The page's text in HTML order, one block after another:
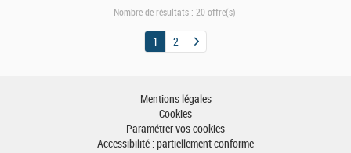
H/F
Nombre de résultats : 20 offre(s)
1 2
Mentions légales
Cookies
Paramétrer vos cookies
Accessibilité : partiellement conforme